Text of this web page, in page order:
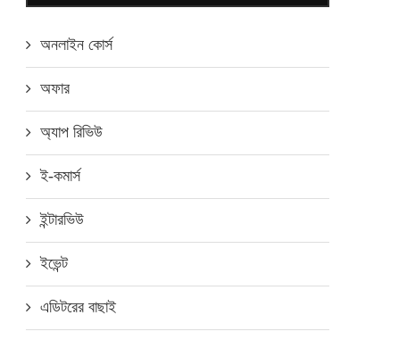
অনলাইন কোর্স
অফার
অ্যাপ রিভিউ
ই-কমার্স
ইন্টারভিউ
ইভেন্ট
এডিটরের বাছাই